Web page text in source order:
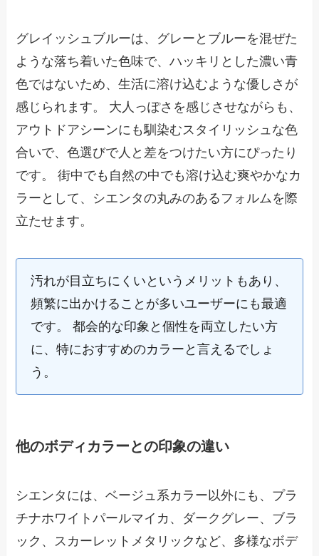
グレイッシュブルーは、グレーとブルーを混ぜた
ような落ち着いた色味で、ハッキリとした濃い青
色ではないため、生活に溶け込むような優しさが
感じられます。 大人っぽさを感じさせながらも、
アウトドアシーンにも馴染むスタイリッシュな色
合いで、色選びで人と差をつけたい方にぴったり
です。 街中でも自然の中でも溶け込む爽やかなカ
ラーとして、シエンタの丸みのあるフォルムを際
立たせます。
汚れが目立ちにくいというメリットもあり、
頻繁に出かけることが多いユーザーにも最適
です。 都会的な印象と個性を両立したい方
に、特におすすめのカラーと言えるでしょ
う。
他のボディカラーとの印象の違い
シエンタには、ベージュ系カラー以外にも、プラ
チナホワイトパールマイカ、ダークグレー、ブラ
ック、スカーレットメタリックなど、多様なボデ